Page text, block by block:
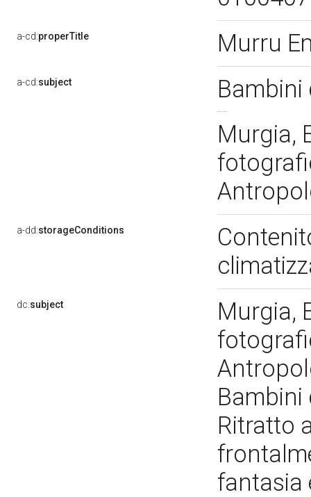
a-cd:properTitle Murru
a-cd:subject
Bambini
Murgia,
a-dd:storageConditions
dc:subject
Murgia,
Bambini
Ritratto
fantasia